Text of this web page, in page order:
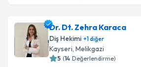
Dt. Kanşad Palaiçin randevu
Size bu uzmandan randevu
hazırlandığında e-posta ile
Dr. Dt. Zehra Karaca
Diş Hekimi +1diğer
Kayseri, Melikgazi
5 (14 Değerlendirme)